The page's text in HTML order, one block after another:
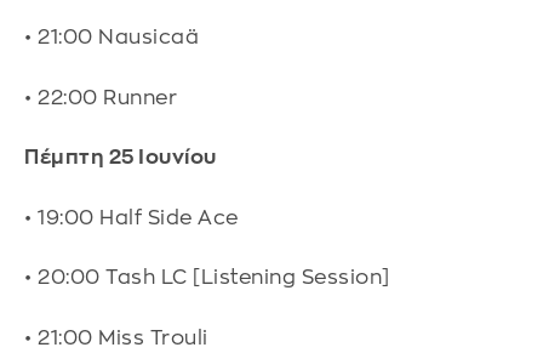
• 21:00 Nausicaä
• 22:00 Runner
Πέμπτη 25 Ιουνίου
• 19:00 Half Side Ace
• 20:00 Tash LC [Listening Session]
• 21:00 Miss Trouli